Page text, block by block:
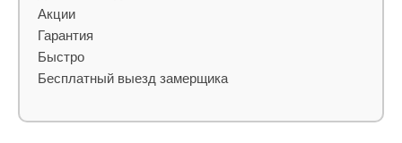
Акции
Гарантия
Быстро
Бесплатный выезд замерщика